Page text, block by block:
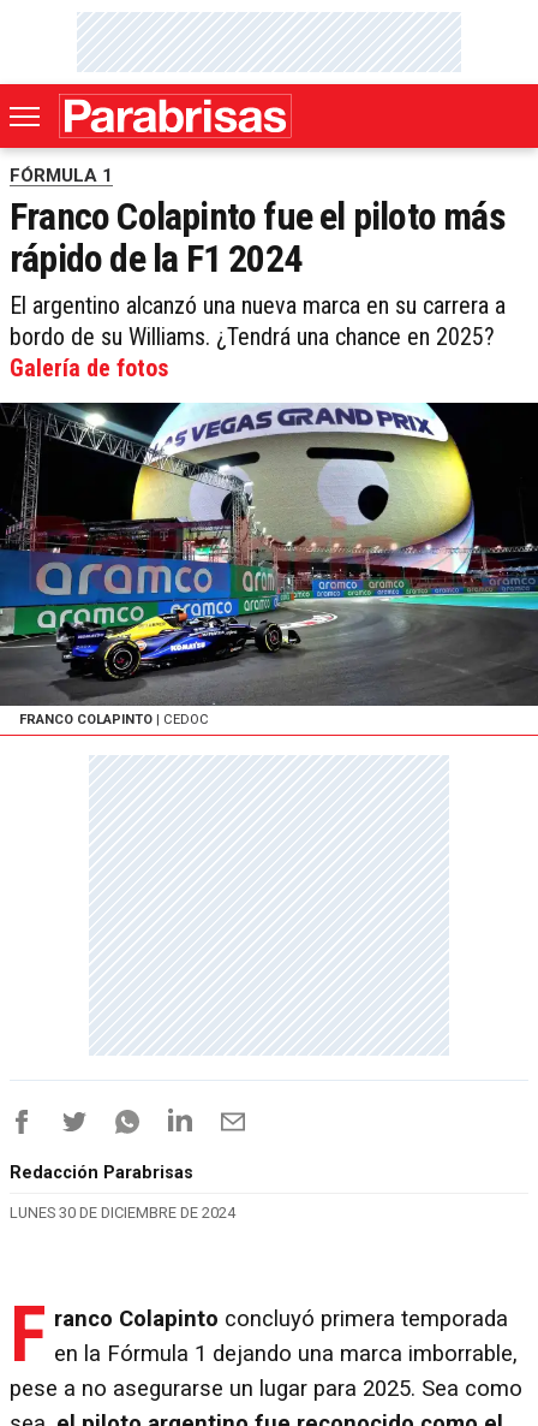
FÓRMULA 1
Franco Colapinto fue el piloto más
rápido de la F1 2024
El argentino alcanzó una nueva marca en su carrera a
bordo de su Williams. ¿Tendrá una chance en 2025?
Galería de fotos
FRANCO COLAPINTO | CEDOC
Redacción Parabrisas
LUNES 30 DE DICIEMBRE DE 2024
F ranco Colapinto concluyó primera temporada
en la Fórmula 1 dejando una marca imborrable,
pese a no asegurarse un lugar para 2025. Sea como